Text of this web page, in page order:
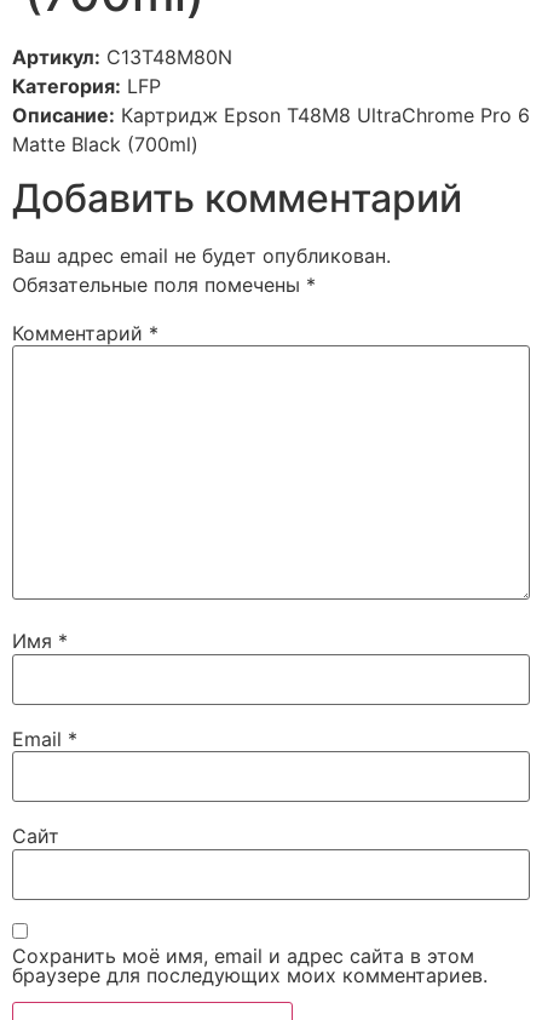
Артикул: C13T48M80N
Категория: LFP
Описание: Картридж Epson T48M8 UltraChrome Pro 6
Matte Black (700ml)
Добавить комментарий
Ваш адрес email не будет опубликован.
Обязательные поля помечены *
Комментарий *
Имя *
Email *
Сайт
Сохранить моё имя, email и адрес сайта в этом
браузере для последующих моих комментариев.